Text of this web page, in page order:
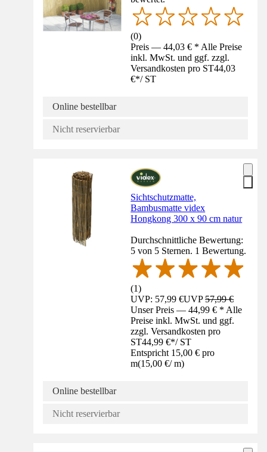
(0)
Preis — 44,03 € * Alle Preise
inkl. MwSt. und ggf. zzgl.
Versandkosten pro ST44,03
€*/ ST
Online bestellbar
Nicht reservierbar
Sichtschutzmatte,
Bambusmatte videx
Hongkong 300 x 90 cm natur
Durchschnittliche Bewertung:
5 von 5 Sternen. 1 Bewertung.
(1)
UVP: 57,99 €UVP57,99 €
Unser Preis — 44,99 € * Alle
Preise inkl. MwSt. und ggf.
zzgl. Versandkosten pro
ST44,99 €*/ ST
Entspricht 15,00 € pro
m(15,00 €/ m)
Online bestellbar
Nicht reservierbar